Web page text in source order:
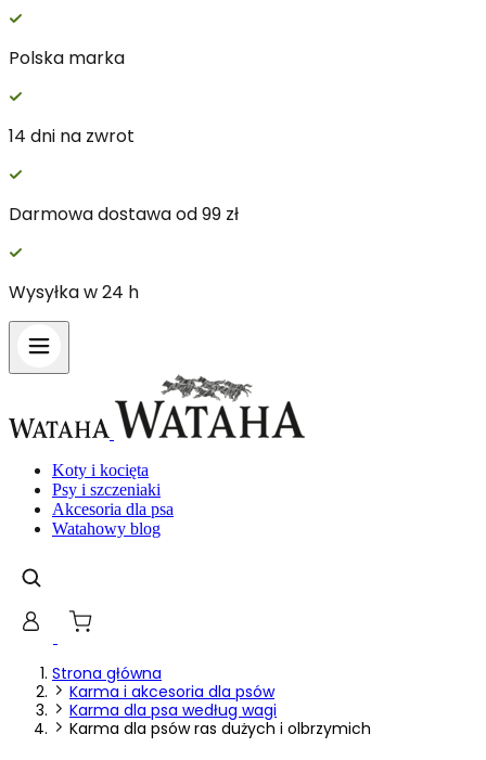
Polska marka
14 dni na zwrot
Darmowa dostawa od 99 zł
Wysyłka w 24 h
Koty i kocięta
Psy i szczeniaki
Akcesoria dla psa
Watahowy blog
Strona główna
Karma i akcesoria dla psów
Karma dla psa według wagi
Karma dla psów ras dużych i olbrzymich
Niezbędne
preferowany język lub region, w którym znajduje się
Statystyka
Statystyczne pliki cookie pomagają właścicielem
gromadząc i zgłaszając anonimowe informacje.
Nieklasyfikowane pliki cookie, to pliki, które są w